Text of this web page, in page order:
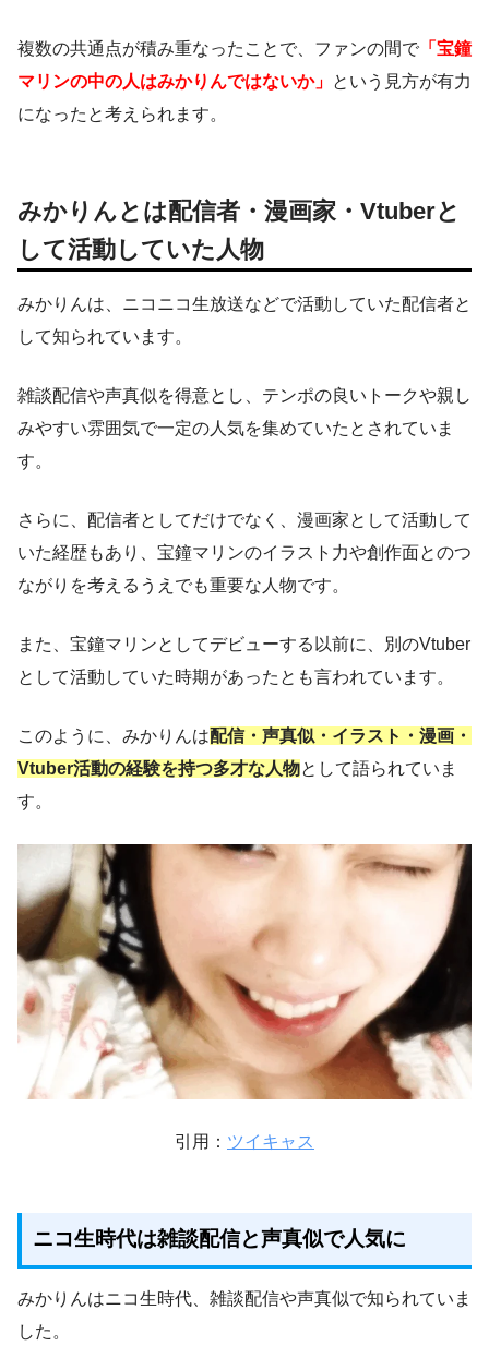
複数の共通点が積み重なったことで、ファンの間で 「宝鐘
マリンの中の人はみかりんではないか」 という見方が有力
になったと考えられます。
みかりんとは配信者・漫画家・Vtuberと
して活動していた人物
みかりんは、ニコニコ生放送などで活動していた配信者と
して知られています。
雑談配信や声真似を得意とし、テンポの良いトークや親し
みやすい雰囲気で一定の人気を集めていたとされていま
す。
さらに、配信者としてだけでなく、漫画家として活動して
いた経歴もあり、宝鐘マリンのイラスト力や創作面とのつ
ながりを考えるうえでも重要な人物です。
また、宝鐘マリンとしてデビューする以前に、別のVtuber
として活動していた時期があったとも言われています。
このように、みかりんは配信・声真似・イラスト・漫画・
Vtuber活動の経験を持つ多才な人物として語られていま
す。
引用： ツイキャス
ニコ生時代は雑談配信と声真似で人気に
みかりんはニコ生時代、雑談配信や声真似で知られていま
した。